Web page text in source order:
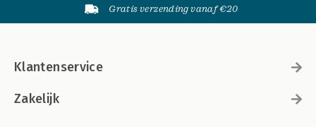
Gratis verzending vanaf €20
Klantenservice
Zakelijk